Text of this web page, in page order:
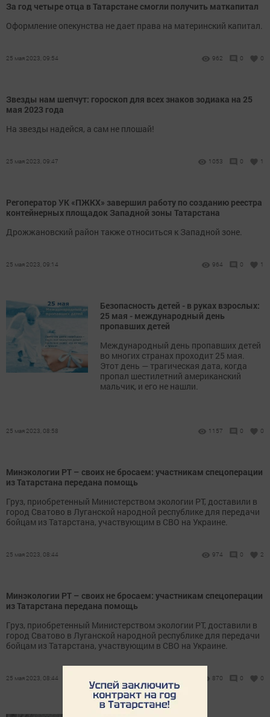
За год четыре отца в Татарстане смогли получить маткапитал
Оформление опекунства не дает права на материнский капитал.
25 мая 2023, 09:54 962 0 0
Звезды нам шепчут: гороскоп для всех знаков зодиака на 25
мая 2023 года
На звезды надейся, а сам не плошай!
25 мая 2023, 09:47 1053 0 1
Регоператор УК «ПЖКХ» завершил работу по созданию реестра
контейнерных площадок Западной зоны Татарстана
Дрожжановский район также относиться к Западной зоне.
25 мая 2023, 09:14 964 0 1
Безопасность детей - в руках взрослых:
25 мая - международный день
пропавших детей
Международный день пропавших детей
во многих странах проходит 25 мая.
Этот день — трагическая дата, когда
пропал шестилетний американский
мальчик, и его не нашли.
25 мая 2023, 08:58 1157 0 0
Минэкологии РТ – своих не бросаем: участникам спецоперации
из Татарстана передана помощь
Груз, приобретенный Министерством экологии РТ, доставили в
город Сватово в Луганской народной республике для передачи
бойцам из Татарстана, участвующим в СВО на Украине.
25 мая 2023, 08:44 974 0 2
Минэкологии РТ – своих не бросаем: участникам спецоперации
из Татарстана передана помощь
Груз, приобретенный Министерством экологии РТ, доставили в
город Сватово в Луганской народной республике для передачи
бойцам из Татарстана, участвующим в СВО на Украине.
25 мая 2023, 08:44 870 0 0